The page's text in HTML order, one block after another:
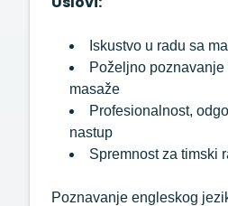
Iskustvo u radu sa
Poželjno poznavanje
masaže
Profesionalnost,
nastup
Spremnost za timski
Poznavanje engleskog